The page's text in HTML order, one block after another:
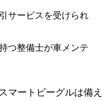
サービスを受けられ
つ整備士が車メンテ
マートビーグルは備え